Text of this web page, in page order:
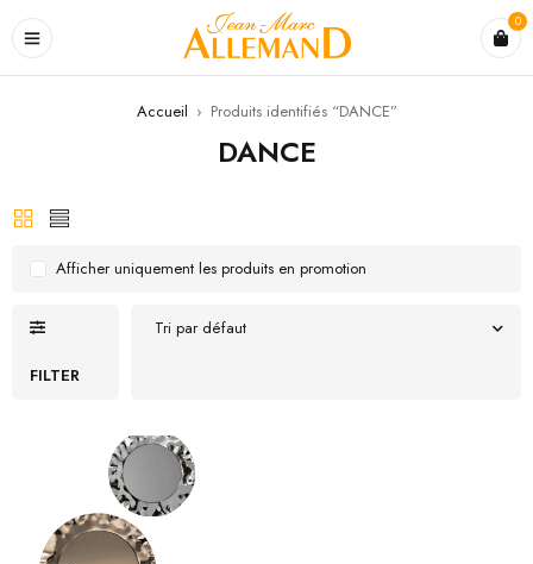
0
Accueil › Produits identifiés “DANCE”
DANCE
FILTER
Tri par défaut
Afficher uniquement les produits en promotion